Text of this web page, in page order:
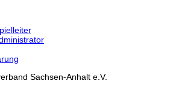
Sachsen-Anhalt e.V.